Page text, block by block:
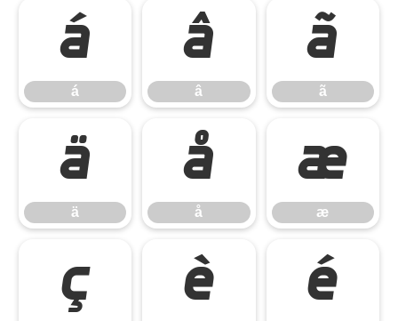
á
á
â
â
ã
ã
ä
ä
å
å
æ
æ
ç è é